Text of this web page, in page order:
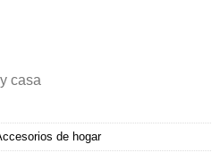
casa
de hogar